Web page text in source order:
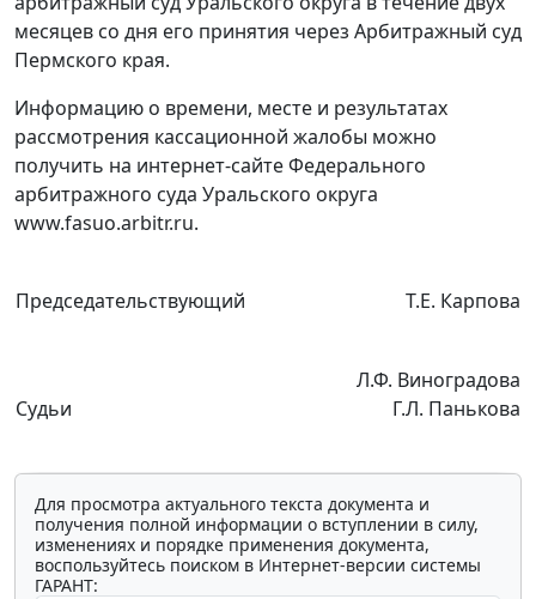
месяцев со дня его принятия через Арбитражный суд
Пермского края.
Информацию о времени, месте и результатах
рассмотрения кассационной жалобы можно
получить на интернет-сайте Федерального
арбитражного суда Уральского округа
www.fasuo.arbitr.ru.
Председательствующий Т.Е. Карпова
Судьи
Л.Ф. Виноградова
Г.Л. Панькова
Для просмотра актуального текста документа и
получения полной информации о вступлении в силу,
изменениях и порядке применения документа,
воспользуйтесь поиском в Интернет-версии системы
ГАРАНТ: